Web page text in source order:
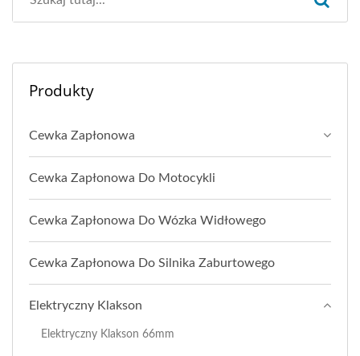
Produkty
Cewka Zapłonowa
Cewka Zapłonowa Do Motocykli
Cewka Zapłonowa Do Wózka Widłowego
Cewka Zapłonowa Do Silnika Zaburtowego
Elektryczny Klakson
Elektryczny Klakson 66mm